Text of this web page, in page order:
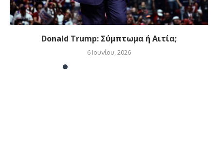
Donald Trump: Σύμπτωμα ή Αιτία;
6 Ιουνίου, 2026